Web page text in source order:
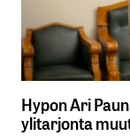
Hypon Ari
ylitarjonta